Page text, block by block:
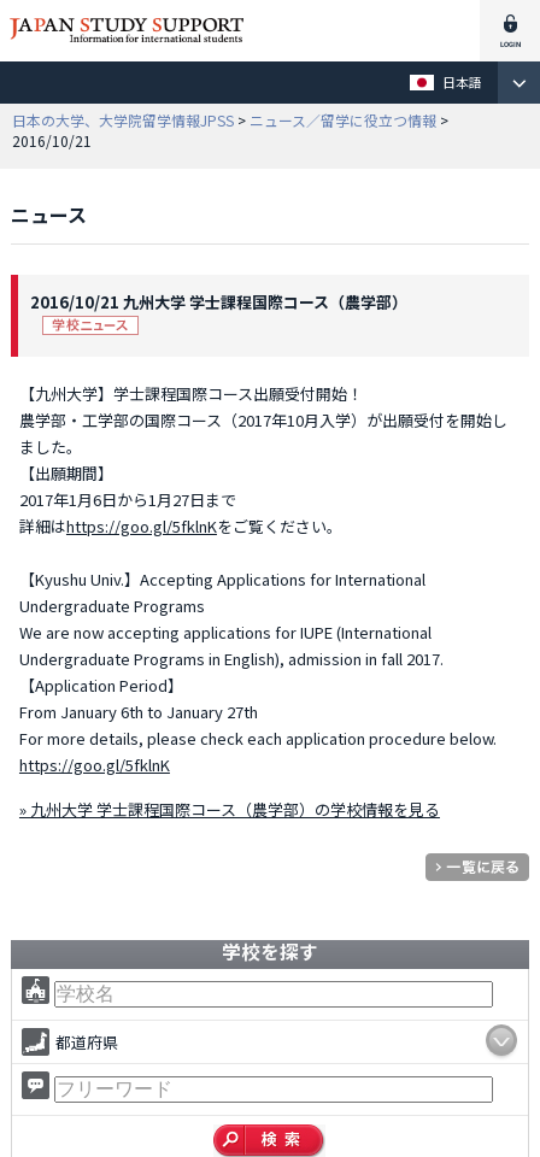
日本語
日本の大学、大学院留学情報JPSS > ニュース／留学に役立つ情報 >
2016/10/21
ニュース
2016/10/21 九州大学 学士課程国際コース（農学部）
【九州大学】学士課程国際コース出願受付開始！
農学部・工学部の国際コース（2017年10月入学）が出願受付を開始し
ました。
【出願期間】
2017年1月6日から1月27日まで
詳細はhttps://goo.gl/5fklnKをご覧ください。
【Kyushu Univ.】Accepting Applications for International
Undergraduate Programs
We are now accepting applications for IUPE (International
Undergraduate Programs in English), admission in fall 2017.
【Application Period】
From January 6th to January 27th
For more details, please check each application procedure below.
https://goo.gl/5fklnK
» 九州大学 学士課程国際コース（農学部）の学校情報を見る
学校を探す
都道府県